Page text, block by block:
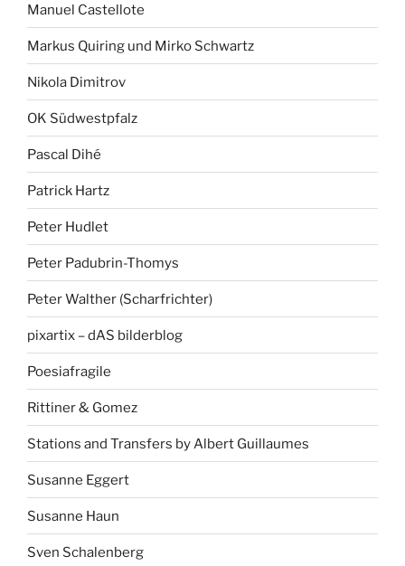
Manuel Castellote
Markus Quiring und Mirko Schwartz
Nikola Dimitrov
OK Südwestpfalz
Pascal Dihé
Patrick Hartz
Peter Hudlet
Peter Padubrin-Thomys
Peter Walther (Scharfrichter)
pixartix – dAS bilderblog
Poesiafragile
Rittiner & Gomez
Stations and Transfers by Albert Guillaumes
Susanne Eggert
Susanne Haun
Sven Schalenberg